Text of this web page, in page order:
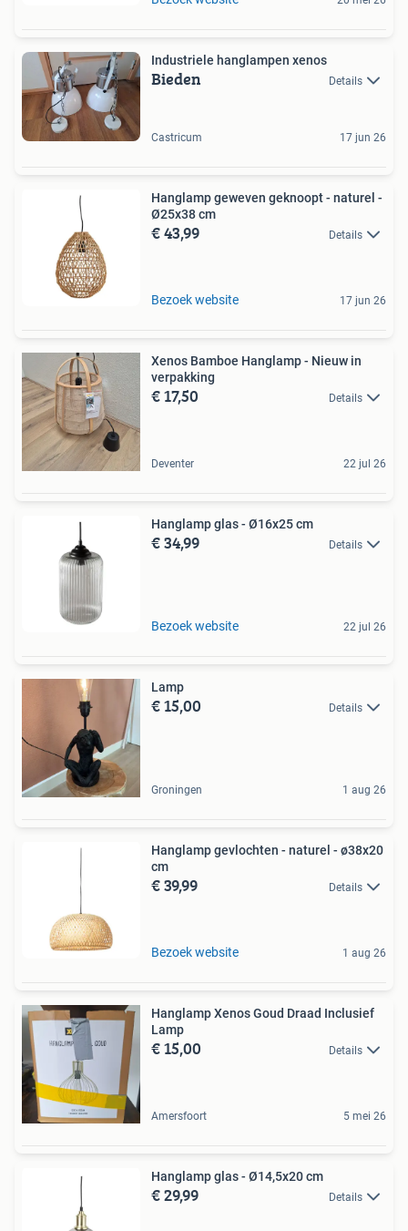
Industriele hanglampen xenos
Bieden Details
Castricum 17 jun 26
Hanglamp geweven geknoopt - naturel -
Ø25x38 cm
€ 43,99 Details
Bezoek website 17 jun 26
Xenos Bamboe Hanglamp - Nieuw in
verpakking
€ 17,50 Details
Deventer 22 jul 26
Hanglamp glas - Ø16x25 cm
€ 34,99 Details
Bezoek website 22 jul 26
Lamp
€ 15,00 Details
Groningen 1 aug 26
Hanglamp gevlochten - naturel - ø38x20
cm
€ 39,99 Details
Bezoek website 1 aug 26
Hanglamp Xenos Goud Draad Inclusief
Lamp
€ 15,00 Details
Amersfoort 5 mei 26
Hanglamp glas - Ø14,5x20 cm
€ 29,99 Details